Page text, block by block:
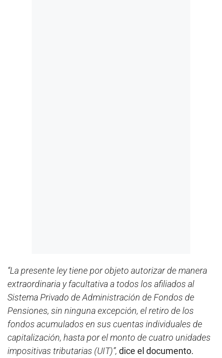
“La presente ley tiene por objeto autorizar de manera
extraordinaria y facultativa a todos los afiliados al
Sistema Privado de Administración de Fondos de
Pensiones, sin ninguna excepción, el retiro de los
fondos acumulados en sus cuentas individuales de
capitalización, hasta por el monto de cuatro unidades
impositivas tributarias (UIT)”, dice el documento.